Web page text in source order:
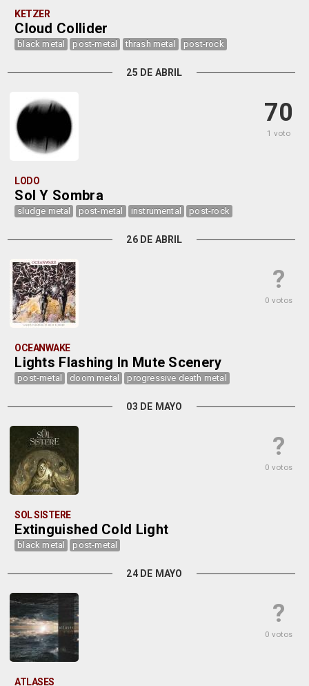
KETZER
Cloud Collider
black metal post-metal thrash metal post-rock
25 DE ABRIL
70
1 voto
LODO
Sol Y Sombra
sludge metal post-metal instrumental post-rock
26 DE ABRIL
?
0 votos
OCEANWAKE
Lights Flashing In Mute Scenery
post-metal doom metal progressive death metal
03 DE MAYO
?
0 votos
SOL SISTERE
Extinguished Cold Light
black metal post-metal
24 DE MAYO
?
0 votos
ATLASES